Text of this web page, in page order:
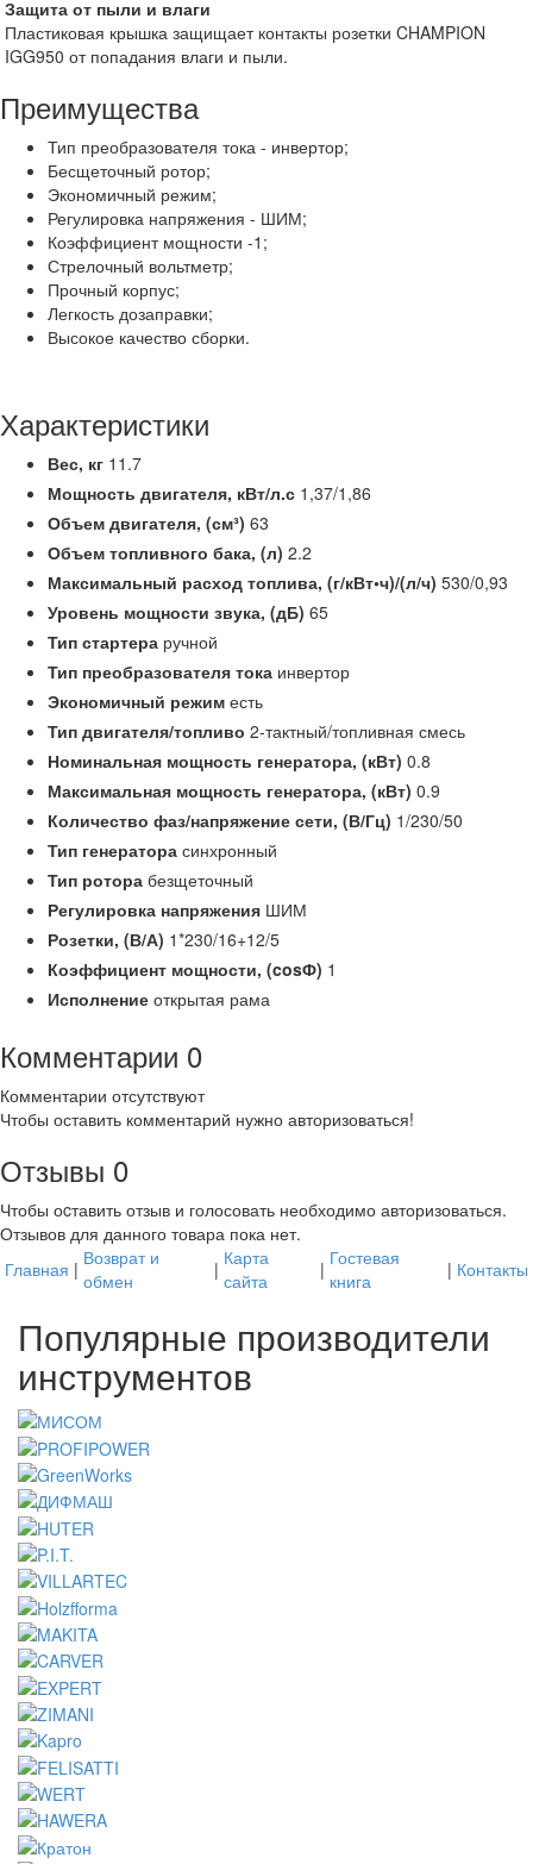
Защита от пыли и влаги
Пластиковая крышка защищает контакты розетки CHAMPION
IGG950 от попадания влаги и пыли.
Преимущества
Тип преобразователя тока - инвертор;
Бесщеточный ротор;
Экономичный режим;
Регулировка напряжения - ШИМ;
Коэффициент мощности -1;
Стрелочный вольтметр;
Прочный корпус;
Легкость дозаправки;
Высокое качество сборки.
Характеристики
Вес, кг 11.7
Мощность двигателя, кВт/л.с 1,37/1,86
Объем двигателя, (см³) 63
Объем топливного бака, (л) 2.2
Максимальный расход топлива, (г/кВт•ч)/(л/ч) 530/0,93
Уровень мощности звука, (дБ) 65
Тип стартера ручной
Тип преобразователя тока инвертор
Экономичный режим есть
Тип двигателя/топливо 2-тактный/топливная смесь
Номинальная мощность генератора, (кВт) 0.8
Максимальная мощность генератора, (кВт) 0.9
Количество фаз/напряжение сети, (В/Гц) 1/230/50
Тип генератора синхронный
Тип ротора безщеточный
Регулировка напряжения ШИМ
Розетки, (В/А) 1*230/16+12/5
Коэффициент мощности, (cosФ) 1
Исполнение открытая рама
Комментарии 0
Комментарии отсутствуют
Чтобы оставить комментарий нужно авторизоваться!
Отзывы 0
Чтобы оcтавить отзыв и голосовать необходимо авторизоваться.
Отзывов для данного товара пока нет.
Главная | Возврат и
обмен
| Карта
сайта
| Гостевая
книга
| Контакты
Популярные производители
инструментов